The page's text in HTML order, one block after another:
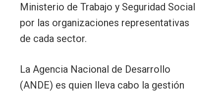
Ministerio de Trabajo y Seguridad Social
por las organizaciones representativas
de cada sector.
La Agencia Nacional de Desarrollo
(ANDE) es quien lleva cabo la gestión